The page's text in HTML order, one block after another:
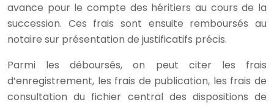
avance pour le compte des héritiers au cours de la
succession. Ces frais sont ensuite remboursés au
notaire sur présentation de justificatifs précis.
Parmi les déboursés, on peut citer les frais
d’enregistrement, les frais de publication, les frais de
consultation du fichier central des dispositions de